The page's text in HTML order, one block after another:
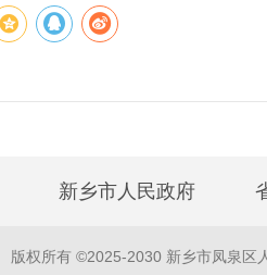
新乡市人民政府
版权所有 ©2025-2030 新乡市凤泉区